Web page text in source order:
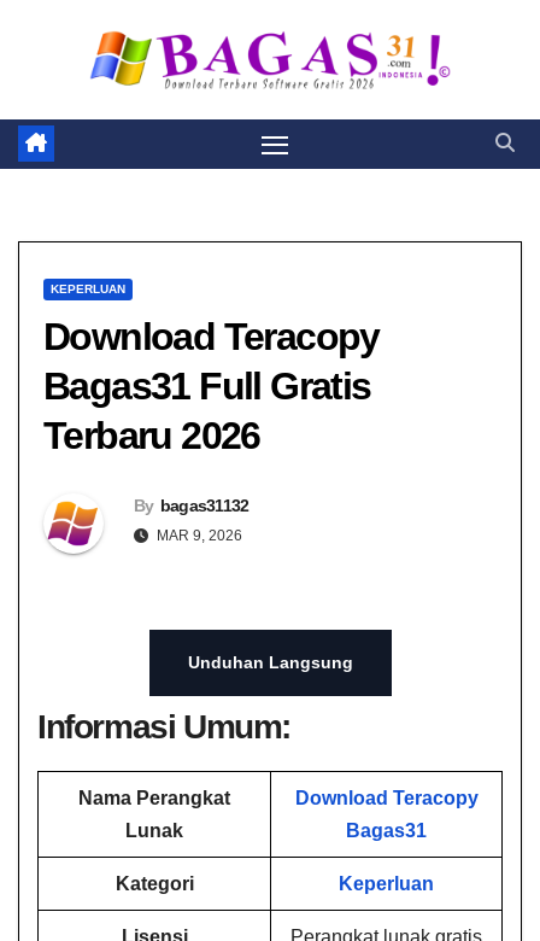
KEPERLUAN
Download Teracopy
Bagas31​​ Full Gratis
Terbaru 2026
By bagas31132
MAR 9, 2026
Unduhan Langsung
Informasi Umum:
Nama Perangkat
Lunak
Download Teracopy
Bagas31
Kategori Keperluan